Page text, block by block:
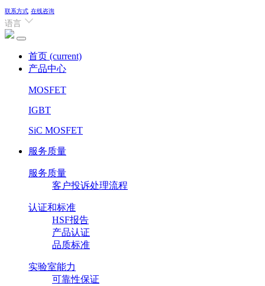
联系方式 在线咨询
语言
首页 (current)
产品中心
MOSFET
IGBT
SiC MOSFET
服务质量
服务质量
客户投诉处理流程
认证和标准
HSF报告
产品认证
品质标准
实验室能力
可靠性保证